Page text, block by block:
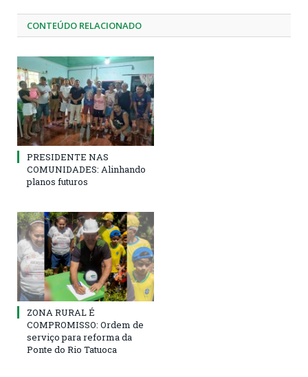
CONTEÚDO RELACIONADO
PRESIDENTE NAS
COMUNIDADES: Alinhando
planos futuros
ZONA RURAL É
COMPROMISSO: Ordem de
serviço para reforma da
Ponte do Rio Tatuoca